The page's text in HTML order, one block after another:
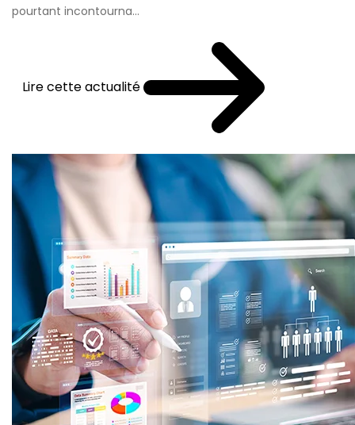
pourtant incontourna...
Lire cette actualité